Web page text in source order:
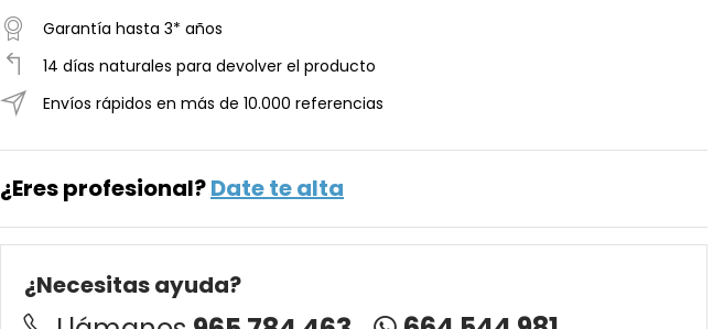
Garantía hasta 3* años
14 días naturales para devolver el producto
Envíos rápidos en más de 10.000 referencias
¿Eres profesional?Date te alta
¿Necesitas ayuda?